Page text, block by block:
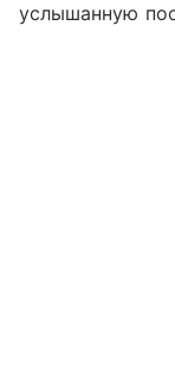
услышанную